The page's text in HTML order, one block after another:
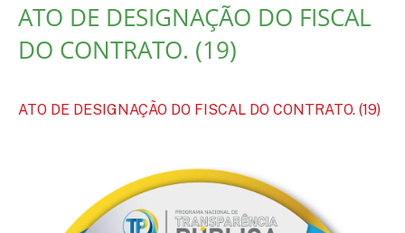
ATO DE DESIGNAÇÃO DO FISCAL
DO CONTRATO. (19)
ATO DE DESIGNAÇÃO DO FISCAL DO CONTRATO. (19)